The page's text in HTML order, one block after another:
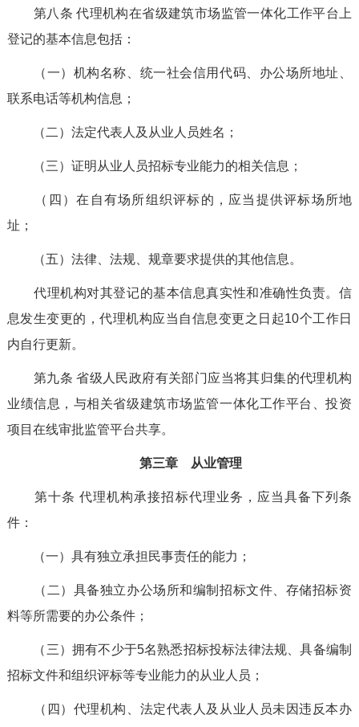
第八条 代理机构在省级建筑市场监管一体化工作平台 上
登记的基本信息包括：
（一）机构名称、统一社会信用代码、办公场所地址、
联系电话等机构信息；
（二）法定代表人及从业人员姓名 ；
（三）证明从业人员招标专业能力的相关信息；
（ 四 ）在自有场所组织评标的，应当提供评标场所地
址；
（五）法律、 法规、 规章要求提供的其他信息。
代理机构对其登记的基本信息真实性和准确性负责。信
息发生变更的，代理机构应当自信息变更之日起10个工作日
内自行更新。
第九条 省级人民政府有关部门应当将其归集的代理机构
业绩信息， 与相关省级建筑市场监管一体化工作平台、投资
项目在线审批监管平台共享。
第三章 从业管理
第十条代理机构承接招标代理业务，应当具备下列条
件：
（一）具有独立承担民事责任的能力；
（二）具备独立办公场所和编制招标文件、存储招标资
料等所需要的办公条件；
（三）拥有不少于5名熟悉招标投标法律法规、具备编制
招标文件和组织评标等专业能力的从业人员；
（四）代理机构、法定代表人及从业人员未因违反本办